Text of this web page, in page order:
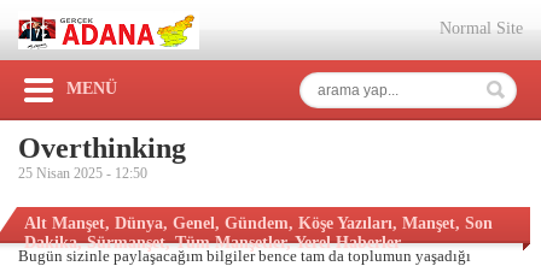
Normal Site
MENÜ
Overthinking
25 Nisan 2025 - 12:50
Alt Manşet, Dünya, Genel, Gündem, Köşe Yazıları, Manşet, Son
Dakika,Sürmanşet,Tüm Manşetler,Yerel Haberler
Bugün sizinle paylaşacağım bilgiler bence tam da toplumun yaşadığı